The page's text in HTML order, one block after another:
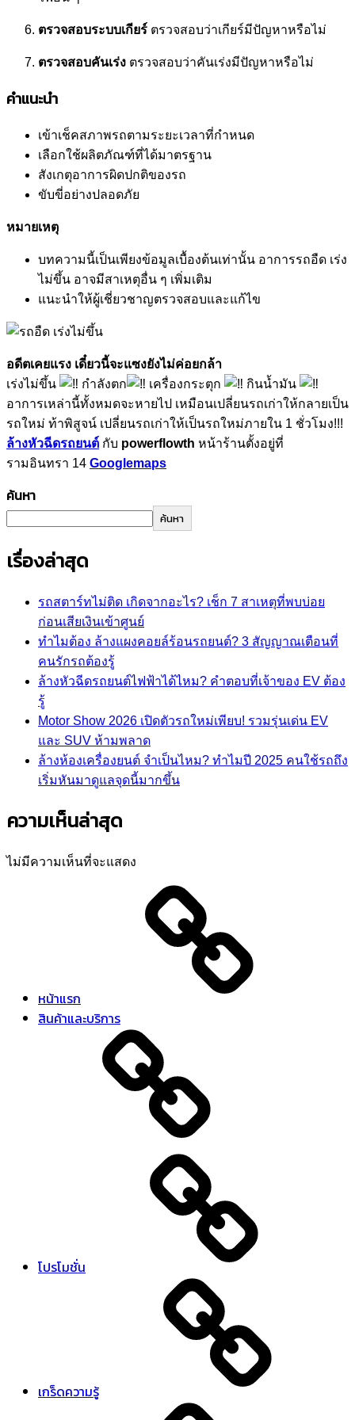
ตรวจสอบระบบเกียร์ ตรวจสอบว่าเกียร์มีปัญหาหรือไม่
ตรวจสอบคันเร่ง ตรวจสอบว่าคันเร่งมีปัญหาหรือไม่
คำแนะนำ
เข้าเช็คสภาพรถตามระยะเวลาที่กำหนด
เลือกใช้ผลิตภัณฑ์ที่ได้มาตรฐาน
สังเกตุอาการผิดปกติของรถ
ขับขี่อย่างปลอดภัย
หมายเหตุ
บทความนี้เป็นเพียงข้อมูลเบื้องต้นเท่านั้น อาการรถอืด เร่ง
ไม่ขึ้น อาจมีสาเหตุอื่น ๆ เพิ่มเติม
แนะนำให้ผู้เชี่ยวชาญตรวจสอบและแก้ไข
อดีตเคยแรง เดี๋ยวนี้จะแซงยังไม่ค่อยกล้า
เร่งไม่ขึ้น
กำลังตก เครื่องกระตุก
กินน้ำมัน
อาการเหล่านี้ทั้งหมดจะหายไป เหมือนเปลี่ยนรถเก่าให้กลายเป็น
รถใหม่ ท้าพิสูจน์ เปลี่ยนรถเก่าให้เป็นรถใหม่ภายใน 1 ชั่วโมง!!!
ล้างหัวฉีดรถยนต์ กับ powerflowth หน้าร้านตั้งอยู่ที่
รามอินทรา 14 Googlemaps
ค้นหา
ค้นหา
เรื่องล่าสุด
รถสตาร์ทไม่ติด เกิดจากอะไร? เช็ก 7 สาเหตุที่พบบ่อย
ก่อนเสียเงินเข้าศูนย์
ทำไมต้อง ล้างแผงคอยล์ร้อนรถยนต์? 3 สัญญาณเตือนที่
คนรักรถต้องรู้
ล้างหัวฉีดรถยนต์ไฟฟ้าได้ไหม? คำตอบที่เจ้าของ EV ต้อง
รู้
Motor Show 2026 เปิดตัวรถใหม่เพียบ! รวมรุ่นเด่น EV
และ SUV ห้ามพลาด
ล้างห้องเครื่องยนต์ จำเป็นไหม? ทำไมปี 2025 คนใช้รถถึง
เริ่มหันมาดูแลจุดนี้มากขึ้น
ความเห็นล่าสุด
ไม่มีความเห็นที่จะแสดง
หน้าแรก
สินค้าและบริการ
โปรโมชั่น
เกร็ดความรู้